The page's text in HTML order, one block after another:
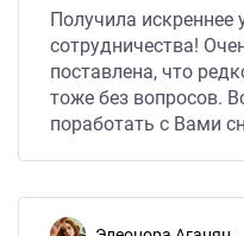
Получила искреннее
сотрудничества!
поставлена, что
тоже без вопросов.
поработать с Вами